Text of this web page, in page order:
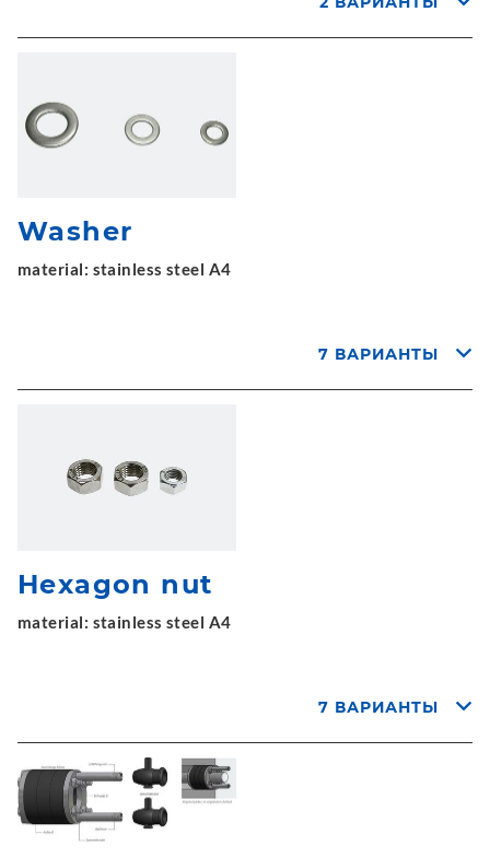
Washer
material: stainless steel A4
7 ВАРИАНТЫ
Hexagon nut
material: stainless steel A4
7 ВАРИАНТЫ